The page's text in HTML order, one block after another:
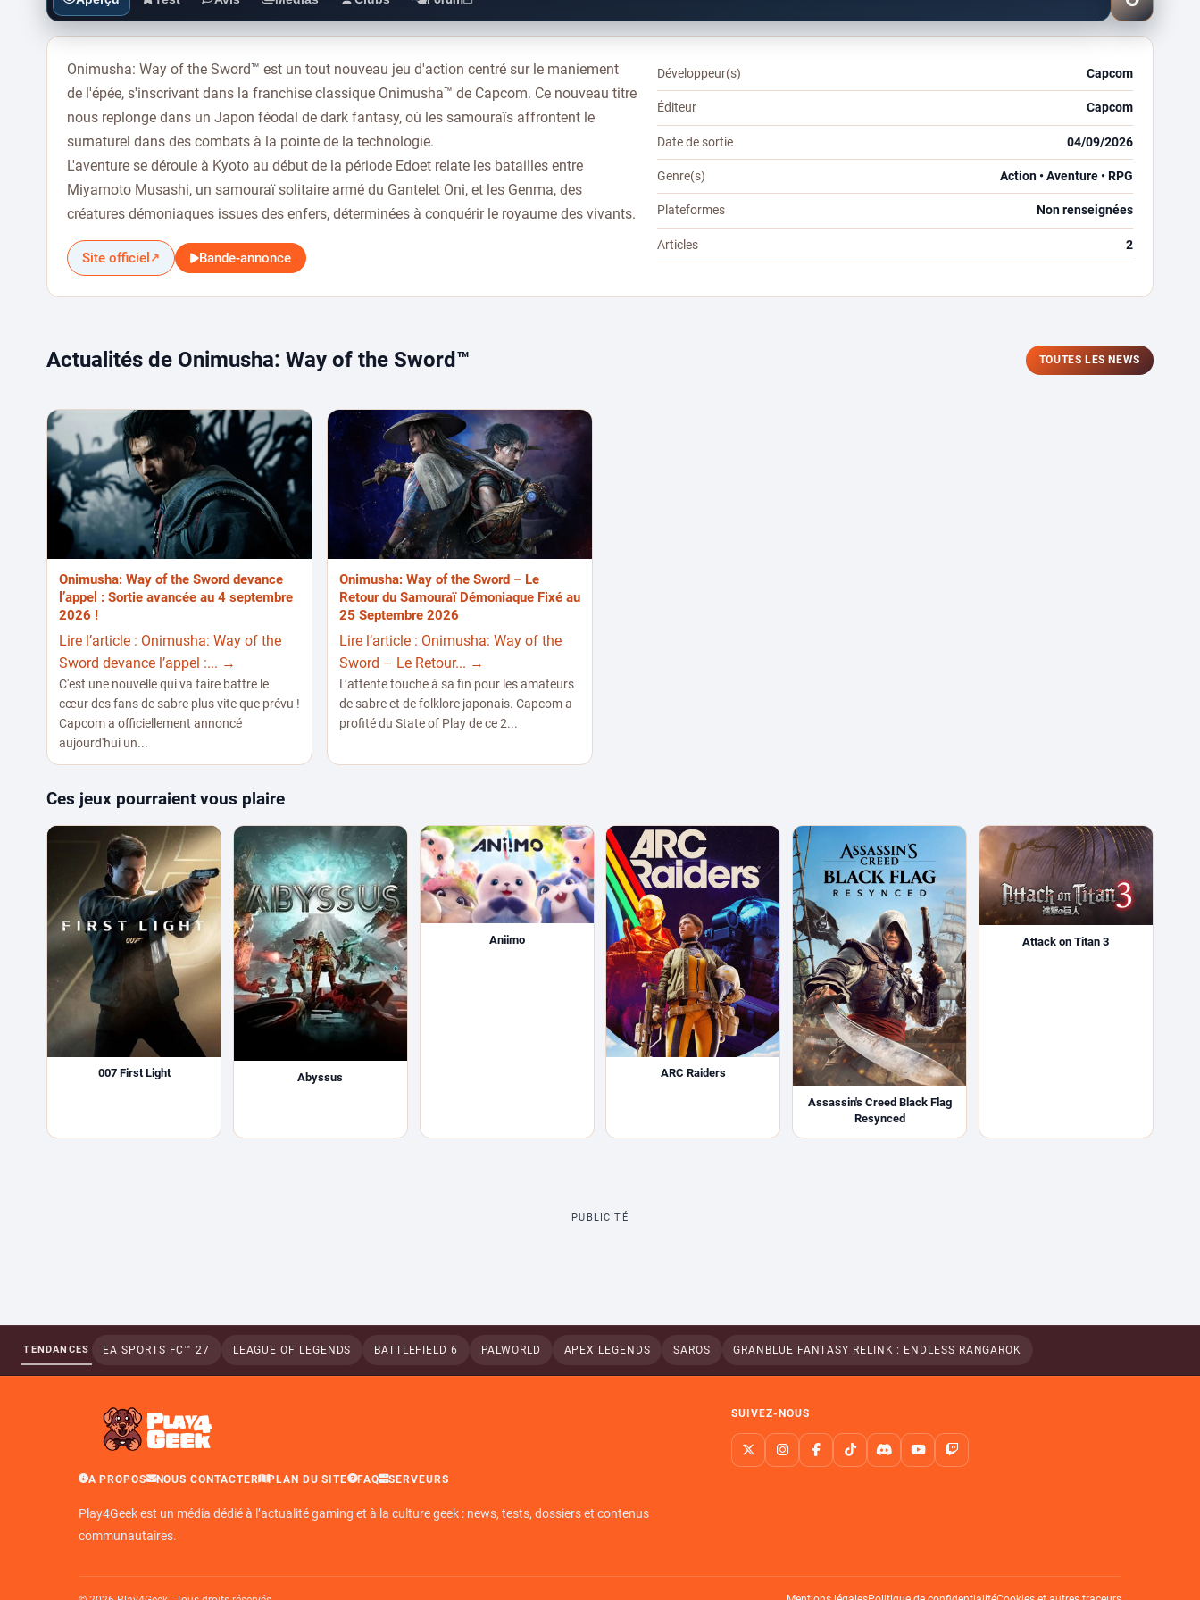
J’attends
ce
Onimusha: Way of the Sword™ est un tout nouveau jeu d'action centré sur le maniement
de l'épée, s'inscrivant dans la franchise classique Onimusha™ de Capcom. Ce nouveau titre
nous replonge dans un Japon féodal de dark fantasy, où les samouraïs affrontent le
surnaturel dans des combats à la pointe de la technologie.
L'aventure se déroule à Kyoto au début de la période Edoet relate les batailles entre
Miyamoto Musashi, un samouraï solitaire armé du Gantelet Oni, et les Genma, des
créatures démoniaques issues des enfers, déterminées à conquérir le royaume des vivants.
Site officiel ↗ Bande-annonce
Développeur(s) Capcom
Éditeur Capcom
Date de sortie 04/09/2026
Genre(s) Action • Aventure • RPG
Plateformes Non renseignées
Articles 2
Actualités de Onimusha: Way of the Sword™ TOUTES LES NEWS
Onimusha: Way of the Sword devance
l’appel : Sortie avancée au 4 septembre
2026 !
Lire l’article : Onimusha: Way of the
Sword devance l’appel :... →
C'est une nouvelle qui va faire battre le
cœur des fans de sabre plus vite que prévu !
Capcom a officiellement annoncé
aujourd'hui un...
Onimusha: Way of the Sword – Le
Retour du Samouraï Démoniaque Fixé au
25 Septembre 2026
Lire l’article : Onimusha: Way of the
Sword – Le Retour... →
L’attente touche à sa fin pour les amateurs
de sabre et de folklore japonais. Capcom a
profité du State of Play de ce 2...
Ces jeux pourraient vous plaire
007 First Light Abyssus
Aniimo
ARC Raiders
Assassin's Creed Black Flag
Resynced
Attack on Titan 3
PUBLICITÉ
TENDANCES EA SPORTS FC™ 27 LEAGUE OF LEGENDS BATTLEFIELD 6 PALWORLD APEX LEGENDS SAROS GRANBLUE FANTASY RELINK : ENDLESS RANGAROK
A PROPOS NOUS CONTACTER PLAN DU SITE FAQ SERVEURS
Play4Geek est un média dédié à l’actualité gaming et à la culture geek : news, tests, dossiers et contenus
communautaires.
SUIVEZ-NOUS